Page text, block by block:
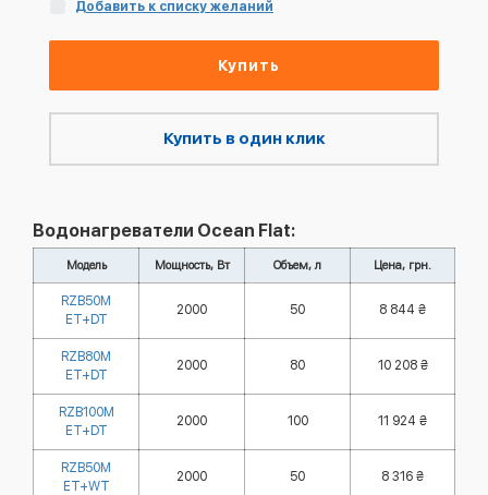
Добавить к списку желаний
Купить
Купить в один клик
Водонагреватели Ocean Flat:
Модель Мощность, Вт Объем, л Цена, грн.
RZB50M
ET+DT
2000 50 8 844 ₴
RZB80M
ET+DT
2000 80 10 208 ₴
RZB100M
ET+DT
2000 100 11 924 ₴
RZB50M
ET+WT
2000 50 8 316 ₴